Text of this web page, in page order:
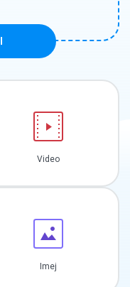
Video
Imej